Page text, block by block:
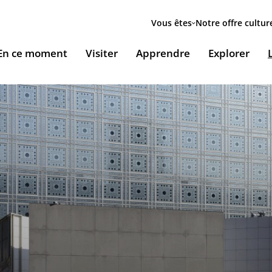
secondaire
Vous êtes Notre offre
ce moment
LES RENDEZ-VOUS
Les Jeudis de l’IMA
Ici & Maintenant
Falsafa I Les RDV de la philosophie arabe
Les Samedis de la poésie
Visiter
ACCUEILLENT
Shahid
Café littéraire et self
Apprendre
& PÉDAGOGIE
le monde arabe
pédagogiques
documentaires
le portail documentaire de l'IMA
/ Emprunter des livres et des médias à la
de l'IMA
Explorer
Accueillir nos expositions / Host our exhibitions
Ingénierie culturelle
Documents institutionnels
Nous rejoindre / Carrières
Mécènes et sponsors
Nous contacter